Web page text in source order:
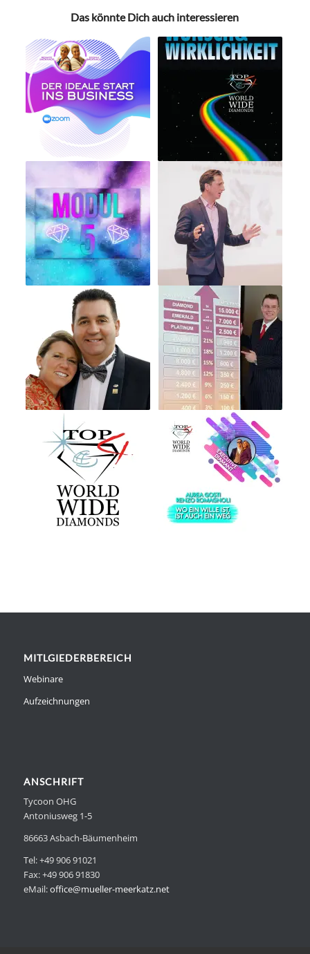
Das könnte Dich auch interessieren
MITLGIEDERBEREICH
Webinare
Aufzeichnungen
ANSCHRIFT
Tycoon OHG
Antoniusweg 1-5
86663 Asbach-Bäumenheim
Tel: +49 906 91021
Fax: +49 906 91830
eMail:office@mueller-meerkatz.net